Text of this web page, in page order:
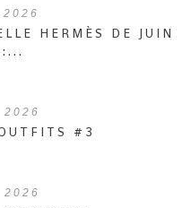
HERMÈS DE JUIN
2026
#3
2026